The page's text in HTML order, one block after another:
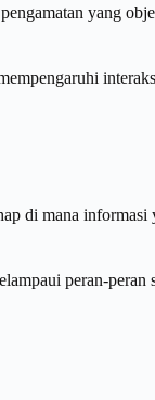
yang
di mana
peran-peran